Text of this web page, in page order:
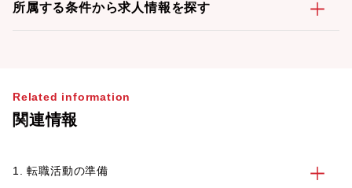
所属する条件から求人情報を探す
Related information
関連情報
1. 転職活動の準備